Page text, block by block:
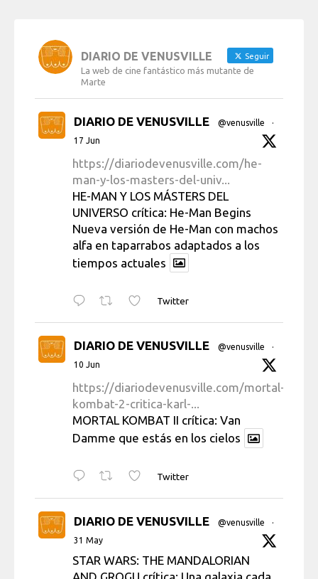
DIARIO DE VENUSVILLE Seguir
La web de cine fantástico más mutante de
Marte
DIARIO DE VENUSVILLE @venusville
·
17 Jun
https://diariodevenusville.com/he-
man-y-los-masters-del-univ...
HE-MAN Y LOS MÁSTERS DEL
UNIVERSO crítica: He-Man Begins
Nueva versión de He-Man con machos
alfa en taparrabos adaptados a los
tiempos actuales
Twitter
DIARIO DE VENUSVILLE @venusville
·
10 Jun
https://diariodevenusville.com/mortal-
kombat-2-critica-karl-...
MORTAL KOMBAT II crítica: Van
Damme que estás en los cielos
Twitter
DIARIO DE VENUSVILLE @venusville
·
31 May
STAR WARS: THE MANDALORIAN
AND GROGU crítica: Una galaxia cada